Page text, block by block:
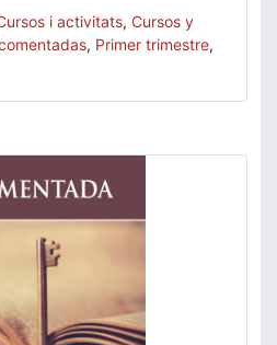
i activitats, Cursos y
, Primer trimestre,